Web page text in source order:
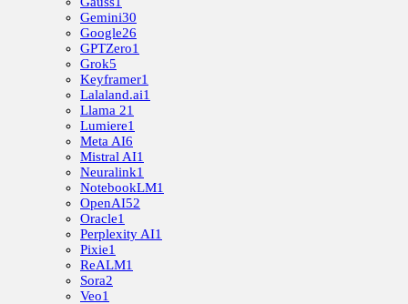
Gemini30
Google26
GPTZero1
Grok5
Keyframer1
Lalaland.ai1
Llama 21
Lumiere1
Meta AI6
Mistral AI1
Neuralink1
NotebookLM1
OpenAI52
Oracle1
Perplexity AI1
Pixie1
ReALM1
Sora2
Veo1